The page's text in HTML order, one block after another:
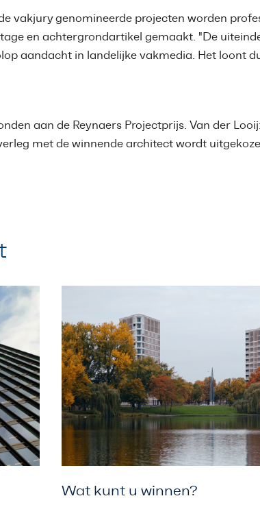
vakjury genomineerde projecten worden
en achtergrondartikel gemaakt. "De
aandacht in landelijke vakmedia. Het loont
aan de Reynaers Projectprijs. Van der
met de winnende architect wordt
Wat kunt u winnen?